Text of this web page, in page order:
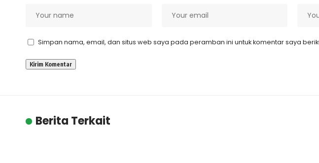
Simpan nama, email, dan situs web saya pada peramban ini untuk komentar saya
Berita Terkait